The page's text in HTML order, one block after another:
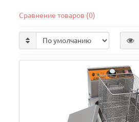
Сравнение товаров (0)